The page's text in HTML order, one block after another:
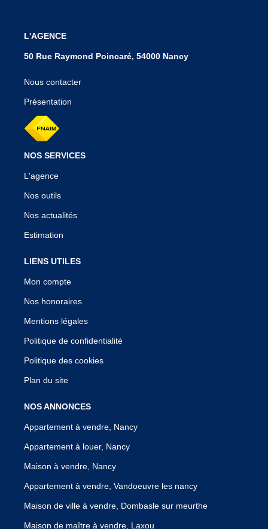
L'AGENCE
50 Rue Raymond Poincaré, 54000 Nancy
Nous contacter
Présentation
NOS SERVICES
L'agence
Nos outils
Nos actualités
Estimation
LIENS UTILES
Mon compte
Nos honoraires
Mentions légales
Politique de confidentialité
Politique des cookies
Plan du site
NOS ANNONCES
Appartement à vendre, Nancy
Appartement à louer, Nancy
Maison à vendre, Nancy
Appartement à vendre, Vandoeuvre les nancy
Maison de ville à vendre, Dombasle sur meurthe
Maison de maître à vendre, Laxou